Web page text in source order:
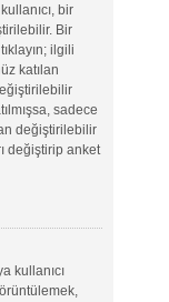
bir
Bir
ilgili
katılan
sadece
değiştirilebilir
değiştirip anket
kullanıcı